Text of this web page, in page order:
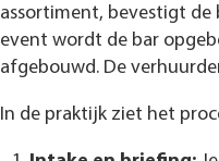
assortiment, bevestigt de
event wordt de bar
afgebouwd. De
In de praktijk ziet het